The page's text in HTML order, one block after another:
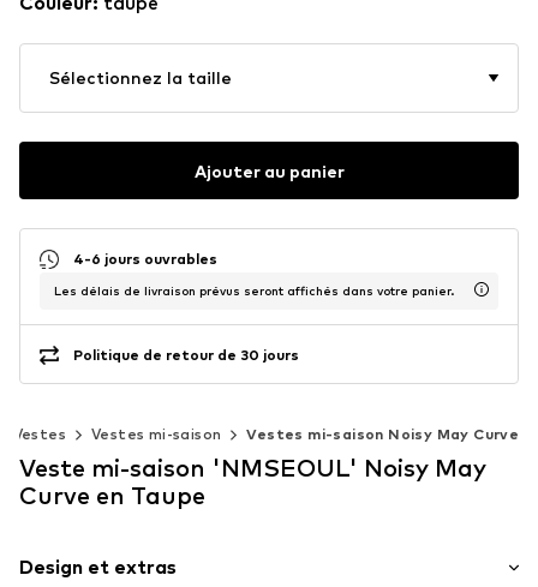
Sélectionnez la taille
Ajouter au panier
4-6 jours ouvrables
Les délais de livraison prévus seront affichés dans votre panier.
Politique de retour de 30 jours
Vestes Vestes mi-saison Vestes mi-saison Noisy May Curve
Veste mi-saison 'NMSEOUL' Noisy May
Curve en Taupe
Design et extras